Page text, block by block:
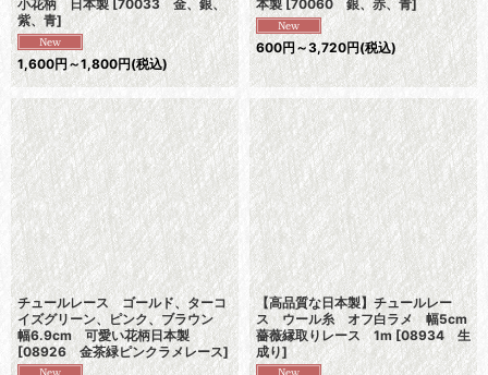
小花柄 日本製 [70033 金、銀、
紫、青]
1,600円～1,800円(税込)
本製 [70060 銀、赤、青]
600円～3,720円(税込)
チュールレース ゴールド、ターコ
イズグリーン、ピンク、ブラウン
幅6.9cm 可愛い花柄日本製
[08926 金茶緑ピンクラメレース]
【高品質な日本製】チュールレー
ス ウール糸 オフ白ラメ 幅5cm
薔薇縁取りレース 1m [08934 生
成り]